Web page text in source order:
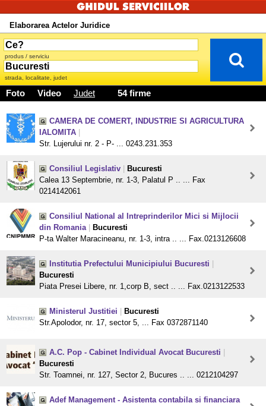
Elaborarea Actelor Juridice
produs / serviciu
strada, localitate, judet
Foto Video Judet 54 firme
CAMERA DE COMERT, INDUSTRIE SI AGRICULTURA
IALOMITA
Str. Lujerului nr. 2 - P- ... 0243.231.353
Consiliul Legislativ
Bucuresti
Calea 13 Septembrie, nr. 1-3, Palatul P .. ... Fax
0214142061
Consiliul National al Intreprinderilor Mici si Mijlocii
din Romania
Bucuresti
P-ta Walter Maracineanu, nr. 1-3, intra .. ... Fax.0213126608
Institutia Prefectului Municipiului Bucuresti
Bucuresti
Piata Presei Libere, nr. 1,corp B, sect .. ... Fax.0213122533
Ministerul Justitiei
Bucuresti
Str.Apolodor, nr. 17, sector 5, ... Fax 0372871140
A.C. Pop - Cabinet Individual Avocat Bucuresti
Bucuresti
Str. Toamnei, nr. 127, Sector 2, Bucures .. ... 0212104297
Adef Management - Asistenta contabila si financiara